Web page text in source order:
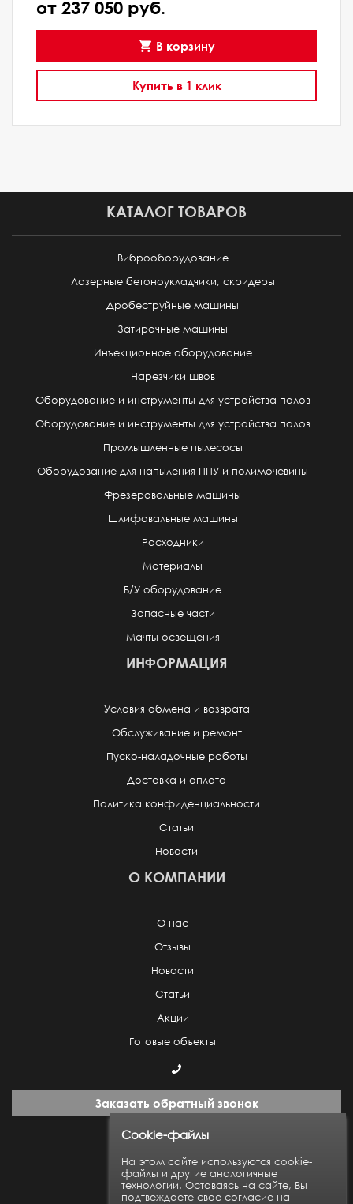
от 237 050 руб.
В корзину
Купить в 1 клик
КАТАЛОГ ТОВАРОВ
Виброоборудование
Лазерные бетоноукладчики, скридеры
Дробеструйные машины
Затирочные машины
Инъекционное оборудование
Нарезчики швов
Оборудование и инструменты для устройства полов
Оборудование и инструменты для устройства полов
Промышленные пылесосы
Оборудование для напыления ППУ и полимочевины
Фрезеровальные машины
Шлифовальные машины
Расходники
Материалы
Б/У оборудование
Запасные части
Мачты освещения
ИНФОРМАЦИЯ
Условия обмена и возврата
Обслуживание и ремонт
Пуско-наладочные работы
Доставка и оплата
Политика конфиденциальности
Статьи
Новости
О КОМПАНИИ
О нас
Отзывы
Новости
Статьи
Акции
Готовые объекты
Заказать обратный звонок
Пн-Пт: с 9:00 до 18:00
Карта сайта
Cookie-файлы
На этом сайте используются cookie-
файлы и другие аналогичные
технологии. Оставаясь на сайте, Вы
подтвеждаете свое согласие на